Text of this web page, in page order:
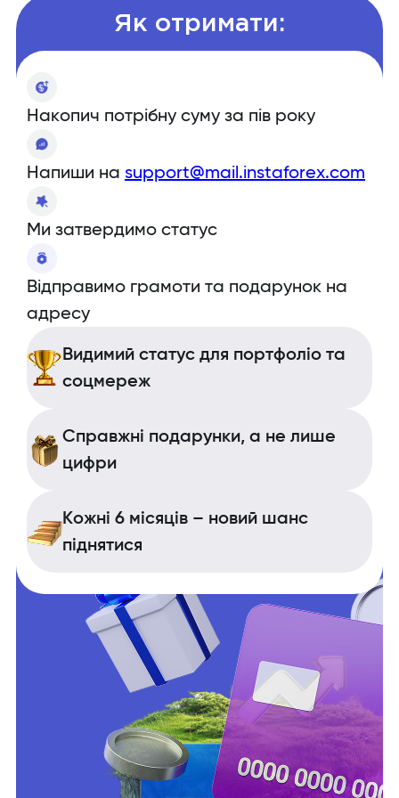
Як отримати:
Накопич потрібну суму за пів року
Напиши на support@mail.instaforex.com
Ми затвердимо статус
Відправимо грамоти та подарунок на
адресу
Видимий статус для портфоліо та
соцмереж
Справжні подарунки, а не лише
цифри
Кожні 6 місяців – новий шанс
піднятися